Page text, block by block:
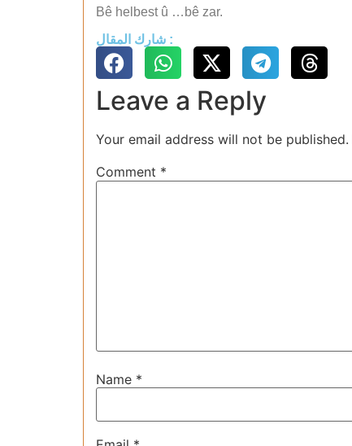
Bê helbest û …bê zar.
شارك المقال :
Leave a Reply
Your email address will not be published.
Comment *
Name *